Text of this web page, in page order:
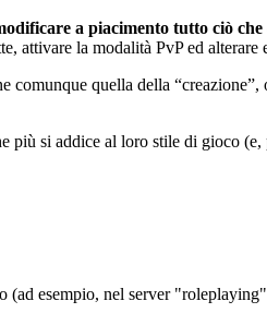
a piacimento tutto ciò che
attivare la modalità PvP ed
comunque quella della “creazione”,
si addice al loro stile di gioco
esempio, nel server